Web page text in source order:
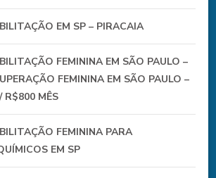
EM SP – PIRACAIA
FEMININA EM SÃO PAULO –
FEMININA EM SÃO PAULO –
R$800 MÊS
FEMININA PARA
EM SP